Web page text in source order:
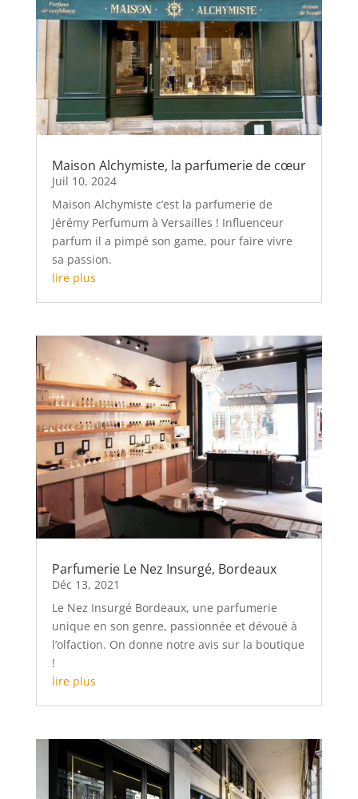
Maison Alchymiste, la parfumerie de cœur
Juil 10, 2024
Maison Alchymiste c’est la parfumerie de
Jérémy Perfumum à Versailles ! Influenceur
parfum il a pimpé son game, pour faire vivre
sa passion.
lire plus
Parfumerie Le Nez Insurgé, Bordeaux
Déc 13, 2021
Le Nez Insurgé Bordeaux, une parfumerie
unique en son genre, passionnée et dévoué à
l’olfaction. On donne notre avis sur la boutique
!
lire plus